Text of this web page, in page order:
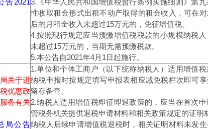
告20213.《中华人民共和国增值税暂行条例实施细则》第
性收取租金形式出租不动产取得的租金收入，可在
后的月租金收入未超过15万元的，免征增值税。
4.按照现行规定应当预缴增值税税款的小规模纳税
未超过15万元的，当期无需预缴税款。
5.本公告自2021年4月1日起施行。
关于进
优惠政
务有关
局公告
1.单位和个体工商户（以下统称纳税人）适用增值
纳税申报时按规定填写申报表相应减免税栏次即可
留存备查。
2.纳税人适用增值税即征即退政策的，应当在首次
管税务机关提供退税申请材料和相关政策规定的证明
纳税人后续申请增值税退税时，相关证明材料未发